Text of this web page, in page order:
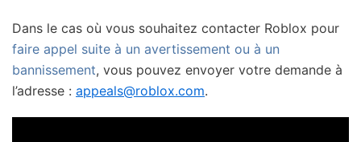
Dans le cas où vous souhaitez contacter Roblox pour
faire appel suite à un avertissement ou à un
bannissement, vous pouvez envoyer votre demande à
l’adresse : appeals@roblox.com.